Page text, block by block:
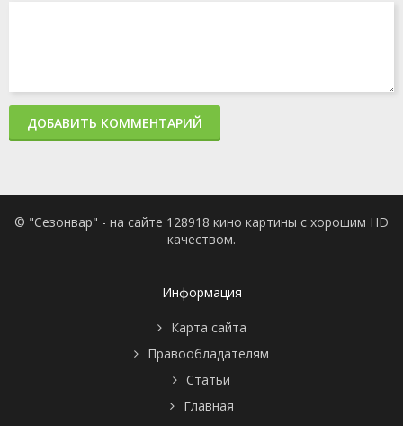
ДОБАВИТЬ КОММЕНТАРИЙ
© "Сезонвар" - на сайте 128918 кино картины с хорошим HD
качеством.
Информация
Карта сайта
Правообладателям
Статьи
Главная